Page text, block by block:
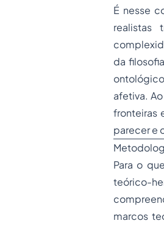
É nesse
realistas
da
afetiva.
fronteiras
parecer e
Para o
teórico-
marcos